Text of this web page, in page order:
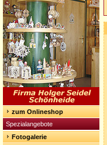
zum Onlineshop
Spezialangebote
Fotogalerie